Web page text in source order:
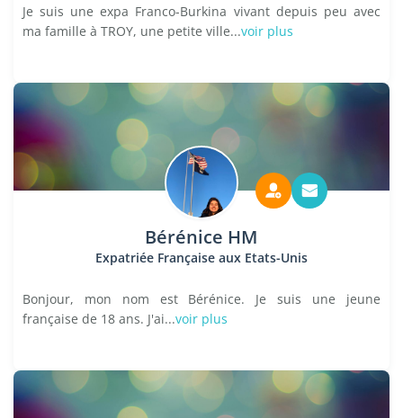
Je suis une expa Franco-Burkina vivant depuis peu avec
ma famille à TROY, une petite ville...voir plus
Bérénice HM
Expatriée Française aux Etats-Unis
Bonjour, mon nom est Bérénice. Je suis une jeune
française de 18 ans. J'ai...voir plus